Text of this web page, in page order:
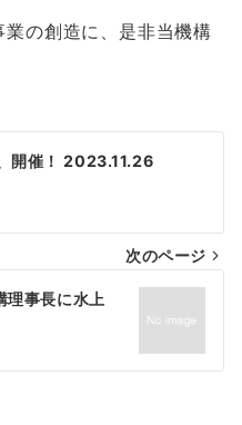
の創造に、是非当機構
開催！ 2023.11.26
次のページ
事長に水上